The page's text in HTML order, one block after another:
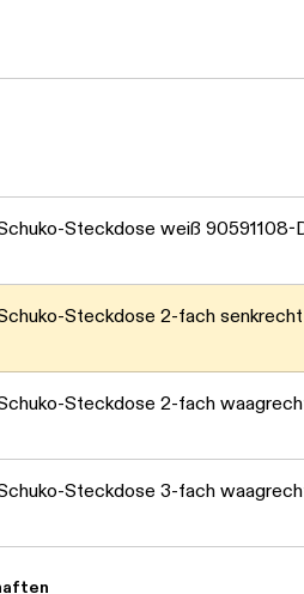
Steckdose weiß 90591108-
Steckdose 2-fach
Steckdose 2-fach
Steckdose 3-fach